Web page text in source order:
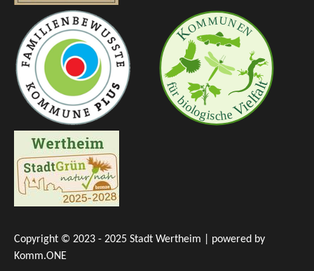
Copyright © 2023 - 2025 Stadt Wertheim | powered by
Komm.ONE